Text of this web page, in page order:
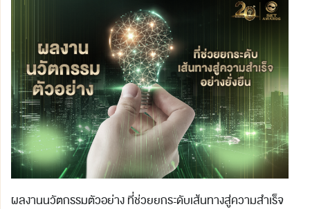
ผลงานนวัตกรรมตัวอย่าง ที่ช่วยยกระดับเส้นทางสู่ความสำเร็จ